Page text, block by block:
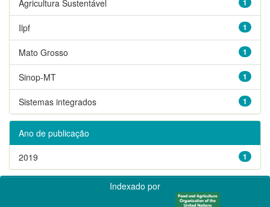
Agricultura Sustentável
1
Ilpf
1
Mato Grosso
1
Sinop-MT
1
Sistemas integrados
Ano de publicação
1
2019
Indexado por